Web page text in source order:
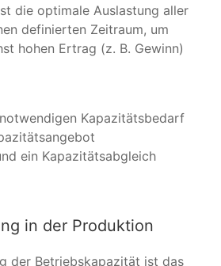
die optimale Auslastung aller
definierten Zeitraum, um
hohen Ertrag (z. B. Gewinn)
Kapazitätsbedarf
ein Kapazitätsabgleich
in der Produktion
der Betriebskapazität ist das